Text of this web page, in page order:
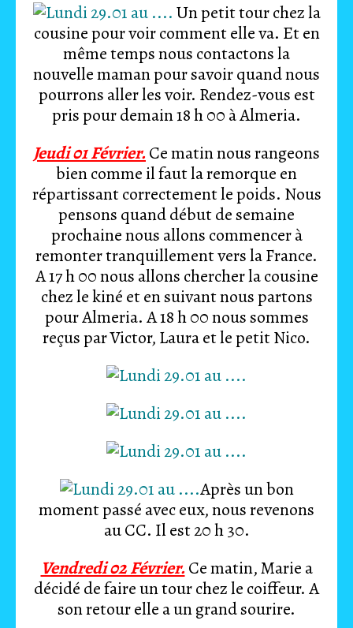
Un petit tour chez la
cousine pour voir comment elle va. Et en
même temps nous contactons la
nouvelle maman pour savoir quand nous
pourrons aller les voir. Rendez-vous est
pris pour demain 18 h 00 à Almeria.
Jeudi 01 Février. Ce matin nous rangeons
bien comme il faut la remorque en
répartissant correctement le poids. Nous
pensons quand début de semaine
prochaine nous allons commencer à
remonter tranquillement vers la France.
A 17 h 00 nous allons chercher la cousine
chez le kiné et en suivant nous partons
pour Almeria. A 18 h 00 nous sommes
reçus par Victor, Laura et le petit Nico.
Après un bon
moment passé avec eux, nous revenons
au CC. Il est 20 h 30.
Vendredi 02 Février. Ce matin, Marie a
décidé de faire un tour chez le coiffeur. A
son retour elle a un grand sourire.